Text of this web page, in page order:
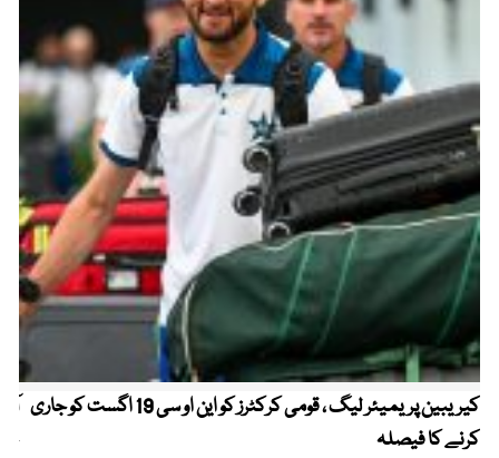
کیریبین پریمیئر لیگ ، قومی کرکٹرز کو این او سی 19 اگست کو جاری
کرنے کا فیصلہ